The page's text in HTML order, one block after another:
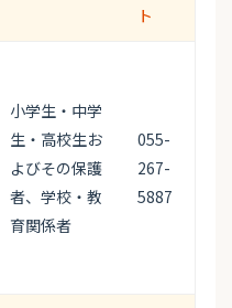
ト
小学生・中学
生・高校生お
よびその保護
者、学校・教
育関係者
055-
267-
5887